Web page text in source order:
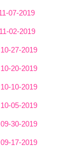
07-2019
11-02-2019
10-27-2019
10-20-2019
10-10-2019
10-05-2019
09-30-2019
09-17-2019